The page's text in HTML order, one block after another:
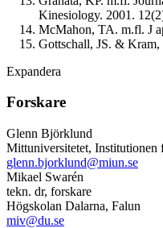
Kinesiology. 2001.
McMahon, TA. m.fl. J
Gottschall, JS. &
Expandera
Forskare
Glenn Björklund
Mittuniversitetet, Institutionen
glenn.bjorklund@miun.se
Mikael Swarén
tekn. dr, forskare
Högskolan Dalarna, Falun
miv@du.se